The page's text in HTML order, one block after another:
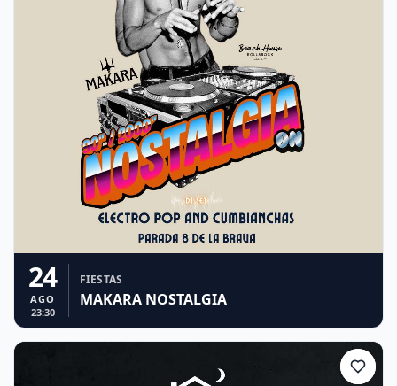
24
AGO
23:30
FIESTAS
MAKARA NOSTALGIA